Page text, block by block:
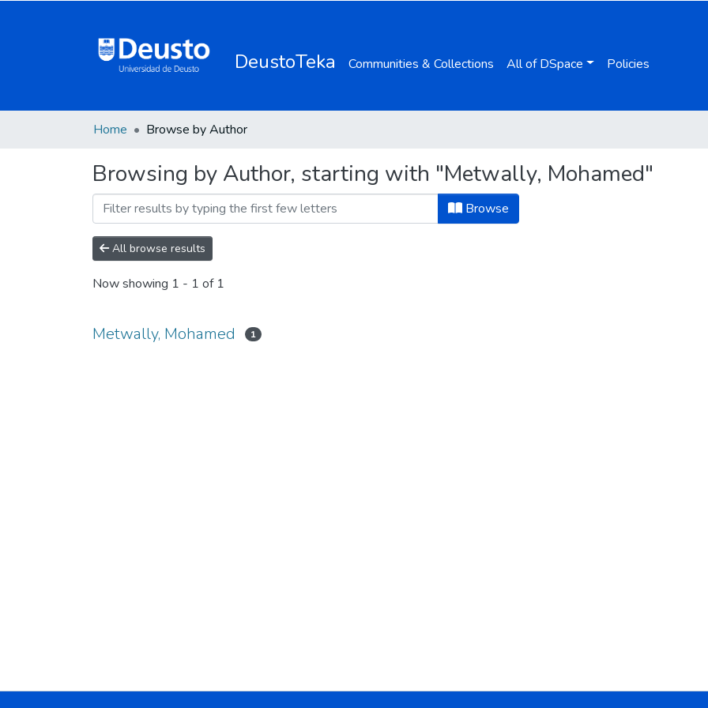
DeustoTeka Communities & Collections All of DSpace Policies
Home Browse by Author
Browsing by Author, starting with "Metwally, Mohamed"
Browse
All browse results
Now showing 1 - 1 of 1
Metwally, Mohamed 1